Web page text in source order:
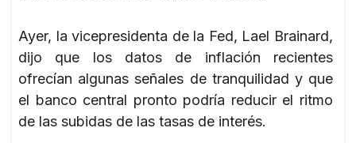
Ayer, la vicepresidenta de la Fed, Lael Brainard,
dijo que los datos de inflación recientes
ofrecían algunas señales de tranquilidad y que
el banco central pronto podría reducir el ritmo
de las subidas de las tasas de interés.